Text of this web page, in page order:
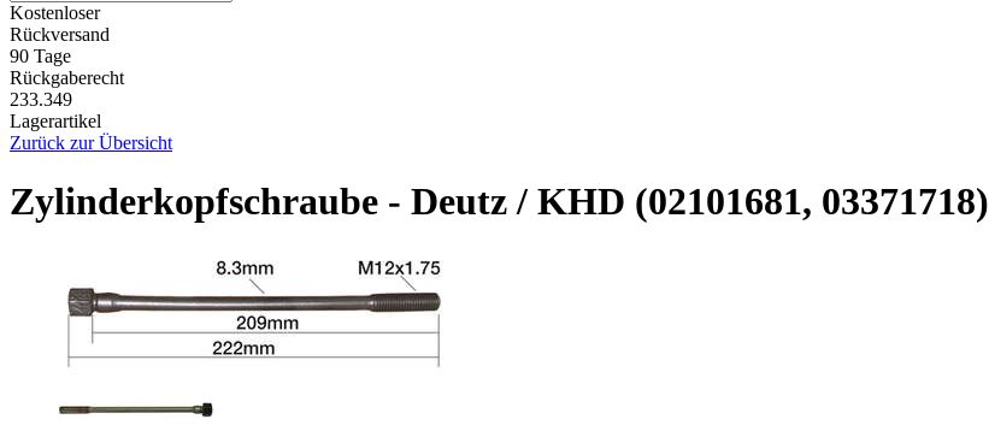
Kostenloser
Rückversand
90 Tage
Rückgaberecht
233.349
Lagerartikel
Zurück zur Übersicht
Zylinderkopfschraube - Deutz / KHD (02101681, 03371718)